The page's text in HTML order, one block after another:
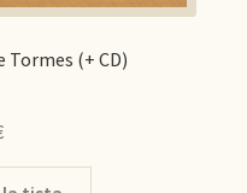
Tormes (+ CD)